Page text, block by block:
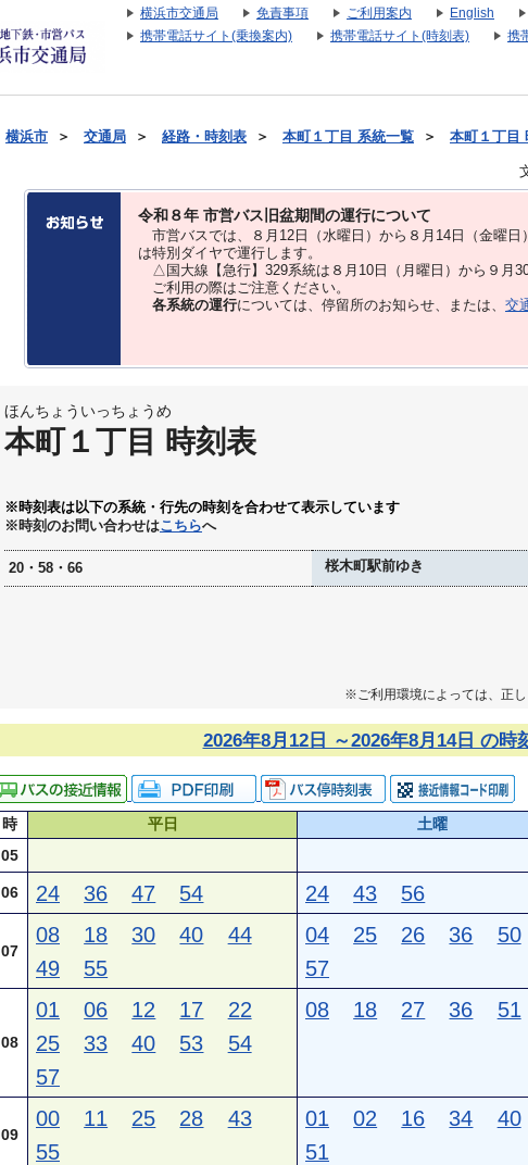
横浜市交通局 免責事項 ご利用案内 English
携帯電話サイト(乗換案内)
携帯電話サイト(時刻表) 携
横浜市 ＞ 交通局 ＞ 経路・時刻表 ＞ 本町１丁目 系統一覧 ＞ 本町１丁目
令和８年 市営バス旧盆期間の運行について
市営バスでは、８⽉12⽇（水曜日）から８⽉14⽇（金曜日
は特別ダイヤで運⾏します。
△国大線【急行】329系統は８月10日（月曜日）から９月
ご利用の際はご注意ください。
各系統の運行については、停留所のお知らせ、または、 交
ほんちょういっちょうめ
本町１丁目 時刻表
※時刻表は以下の系統・行先の時刻を合わせて表示しています
※時刻のお問い合わせはこちらへ
20・58・66 桜木町駅前ゆき
※ご利用環境によっては、正し
2026年8月12日 ～2026年8月14日 の時
時 平日 土曜
05
06 24 36 47 54 24 43 56
07
08 18 30 40
44
49
55
04 25 26 36
50
57
08
01 06 12 17
22
25
33 40 53
54
57
08 18 27 36 51
09
00 11 25 28
43
55
01 02 16 34
40
51